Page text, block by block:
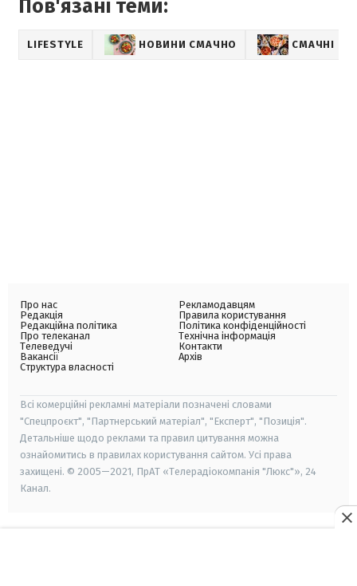
Пов'язані теми:
LIFESTYLE НОВИНИ СМАЧНО СМАЧНІ
Про нас
Редакція
Редакційна політика
Про телеканал
Телеведучі
Вакансії
Структура власності
Рекламодавцям
Правила користування
Політика конфіденційності
Технічна інформація
Контакти
Архів
Всі комерційні рекламні матеріали позначені словами
"Спецпроєкт", "Партнерський матеріал", "Експерт", "Позиція".
Детальніше щодо реклами та правил цитування можна
ознайомитись в правилах користування сайтом. Усі права
захищені. © 2005—2021, ПрАТ «Телерадіокомпанія "Люкс"», 24
Канал.